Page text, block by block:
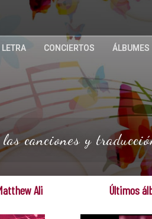
CONCIERTOS ÁLBUMES
canciones y
Ali Últimos